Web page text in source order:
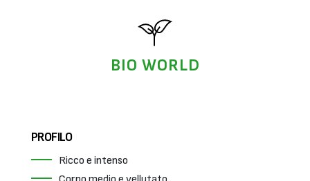
BIO WORLD
PROFILO
Ricco e intenso